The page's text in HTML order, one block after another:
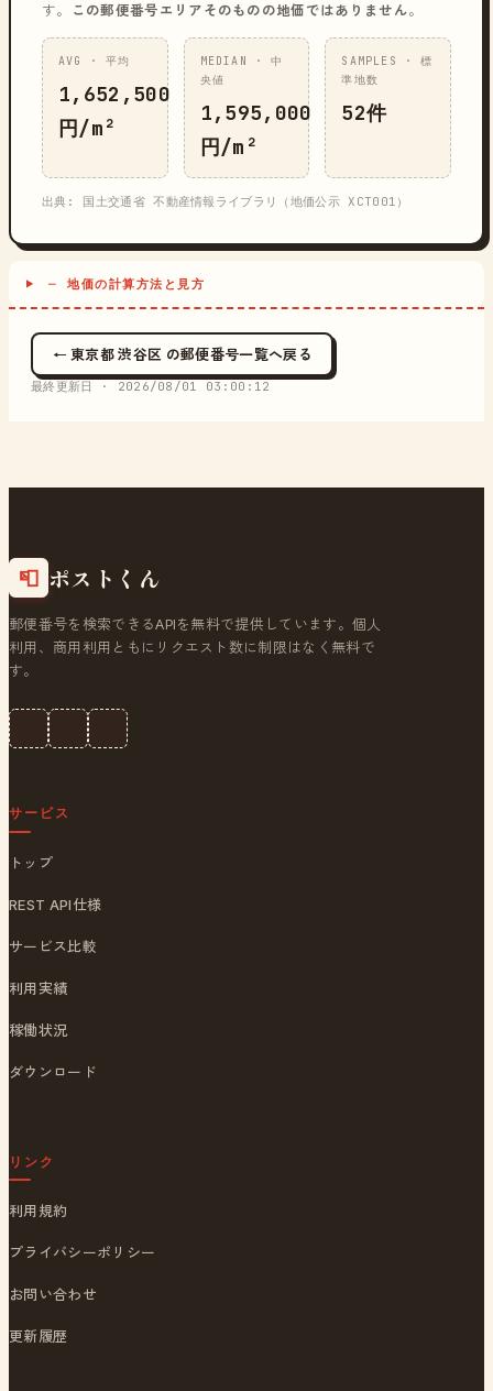
す。
この郵便番号エリアそのものの地価ではありません。
AVG · 平均
1,652,500
円/m²
MEDIAN · 中
央値
1,595,000
円/m²
SAMPLES · 標
準地数
52件
出典: 国土交通省 不動産情報ライブラリ（地価公示 XCT001）
─ 地価の計算方法と見方
← 東京都 渋谷区 の郵便番号一覧へ戻る
最終更新日 · 2026/08/01 03:00:12
📮 ポストくん
郵便番号を検索できるAPIを無料で提供しています。個人
利用、商用利用ともにリクエスト数に制限はなく無料で
す。
サービス
トップ
REST API仕様
サービス比較
利用実績
稼働状況
ダウンロード
リンク
利用規約
プライバシーポリシー
お問い合わせ
更新履歴